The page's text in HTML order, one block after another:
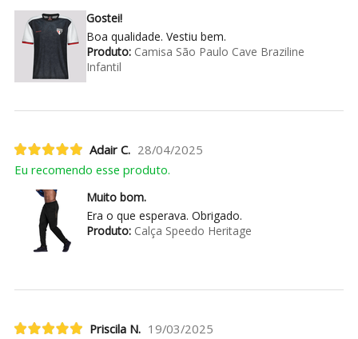
Gostei!
Boa qualidade. Vestiu bem.
Produto:Camisa São Paulo Cave Braziline
Infantil
Adair C. 28/04/2025
Eu recomendo esse produto.
Muito bom.
Era o que esperava. Obrigado.
Produto:Calça Speedo Heritage
Priscila N. 19/03/2025